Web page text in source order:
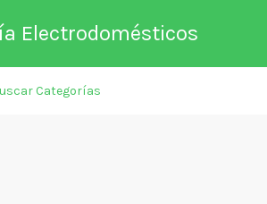
Electrodomésticos
de empresas
Categorías